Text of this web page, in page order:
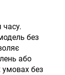
без
або
умовах без